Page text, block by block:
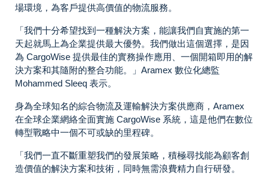
場環境，為客戶提供高價值的物流服務。
「我們十分希望找到一種解決方案，能讓我們自實施的第一
天起就馬上為企業提供最大優勢。我們做出這個選擇，是因
為 CargoWise 提供最佳的實務操作應用、一個開箱即用的解
決方案和其隨附的整合功能。」Aramex 數位化總監
Mohammed Sleeq 表示。
身為全球知名的綜合物流及運輸解決方案供應商，Aramex
在全球企業網絡全面實施 CargoWise 系統，這是他們在數位
轉型戰略中一個不可或缺的里程碑。
「我們一直不斷重塑我們的發展策略，積極尋找能為顧客創
造價值的解決方案和技術，同時無需浪費精力自行研發。